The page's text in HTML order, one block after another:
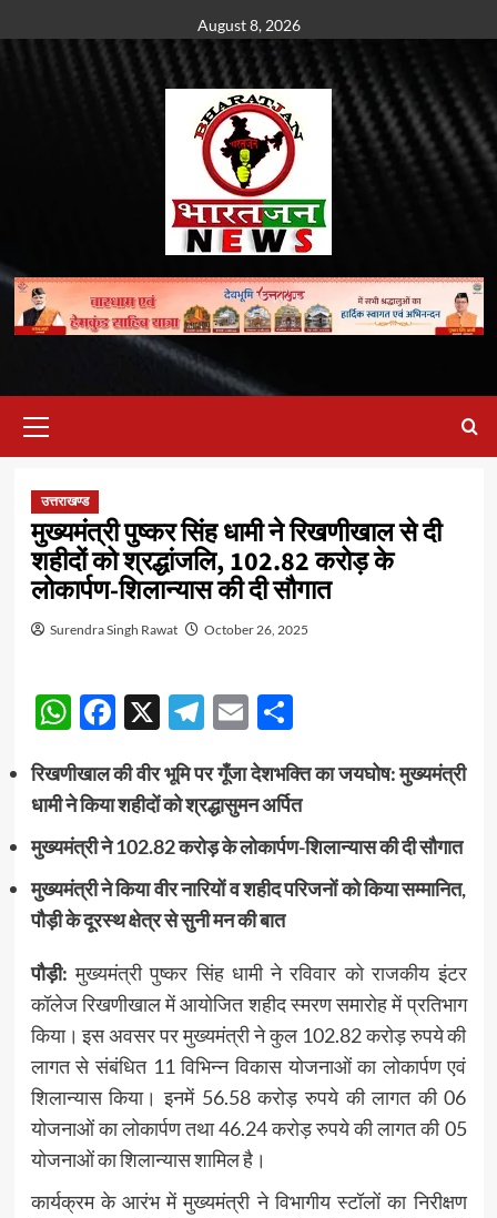
to
August 8, 2026
Menu
उत्तराखण्ड
मुख्यमंत्री पुष्कर सिंह धामी ने रिखणीखाल से दी
शहीदों को श्रद्धांजलि, 102.82 करोड़ के
लोकार्पण-शिलान्यास की दी सौगात
Surendra Singh Rawat October 26, 2025
WhatsApp
Facebook
X Telegram
EmailShare
रिखणीखाल की वीर भूमि पर गूँजा देशभक्ति का जयघोष: मुख्यमंत्री
धामी ने किया शहीदों को श्रद्धासुमन अर्पित
मुख्यमंत्री ने 102.82 करोड़ के लोकार्पण-शिलान्यास की दी सौगात
मुख्यमंत्री ने किया वीर नारियों व शहीद परिजनों को किया सम्मानित,
पौड़ी के दूरस्थ क्षेत्र से सुनी मन की बात
पौड़ी: मुख्यमंत्री पुष्कर सिंह धामी ने रविवार को राजकीय इंटर
कॉलेज रिखणीखाल में आयोजित शहीद स्मरण समारोह में प्रतिभाग
किया। इस अवसर पर मुख्यमंत्री ने कुल 102.82 करोड़ रुपये की
लागत से संबंधित 11 विभिन्न विकास योजनाओं का लोकार्पण एवं
शिलान्यास किया। इनमें 56.58 करोड़ रुपये की लागत की 06
योजनाओं का लोकार्पण तथा 46.24 करोड़ रुपये की लागत की 05
योजनाओं का शिलान्यास शामिल है।
कार्यक्रम के आरंभ में मुख्यमंत्री ने विभागीय स्टॉलों का निरीक्षण